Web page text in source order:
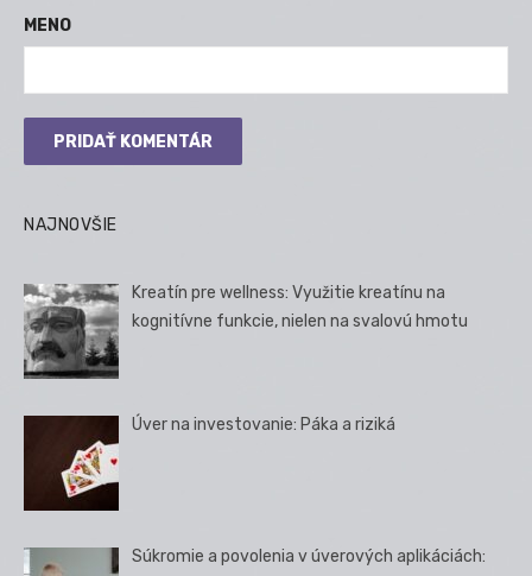
MENO
NAJNOVŠIE
Kreatín pre wellness: Využitie kreatínu na
kognitívne funkcie, nielen na svalovú hmotu
Úver na investovanie: Páka a riziká
Súkromie a povolenia v úverových aplikáciách: